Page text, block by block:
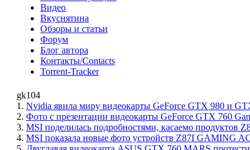
Видео
Вкуснятина
Обзоры и статьи
Форум
Блог автора
Контакты/Contacts
Torrent-Tracker
gk104
1. Nvidia явила миру видеокарты GeForce GTX 980 и
2. Фото с презентации видеокарты GeForce GTX 760
3. MSI поделилась подробностями, касаемо
4. MSI показала новые фото устройств Z87I GAMING